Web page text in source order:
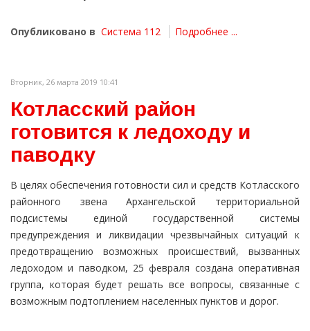
Опубликовано в Система 112 Подробнее ...
Вторник, 26 марта 2019 10:41
Котласский район
готовится к ледоходу и
паводку
В целях обеспечения готовности сил и средств Котласского
районного звена Архангельской территориальной
подсистемы единой государственной системы
предупреждения и ликвидации чрезвычайных ситуаций к
предотвращению возможных происшествий, вызванных
ледоходом и паводком, 25 февраля создана оперативная
группа, которая будет решать все вопросы, связанные с
возможным подтоплением населенных пунктов и дорог.